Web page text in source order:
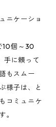
ニケーショ
10個～30
手に頼って
もスムー
様子は、と
コミュニケ
。